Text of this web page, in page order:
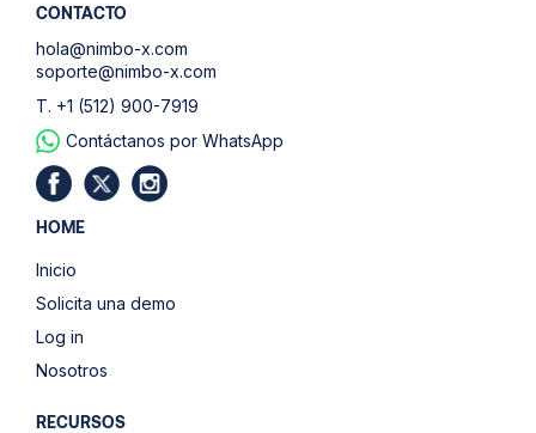
CONTACTO
hola@nimbo-x.com
soporte@nimbo-x.com
T. +1 (512) 900-7919
Contáctanos por WhatsApp
HOME
Inicio
Solicita una demo
Log in
Nosotros
RECURSOS